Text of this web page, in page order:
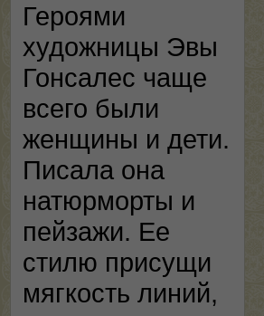
Героями
художницы Эвы
Гонсалес чаще
всего были
женщины и дети.
Писала она
натюрморты и
пейзажи. Ее
стилю присущи
мягкость линий,